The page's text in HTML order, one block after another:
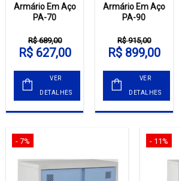
Armário Em Aço
PA-70
R$ 689,00
R$ 627,00
VER
DETALHES
Armário Em Aço
PA-90
R$ 915,00
R$ 899,00
VER
DETALHES
- 7% - 11%